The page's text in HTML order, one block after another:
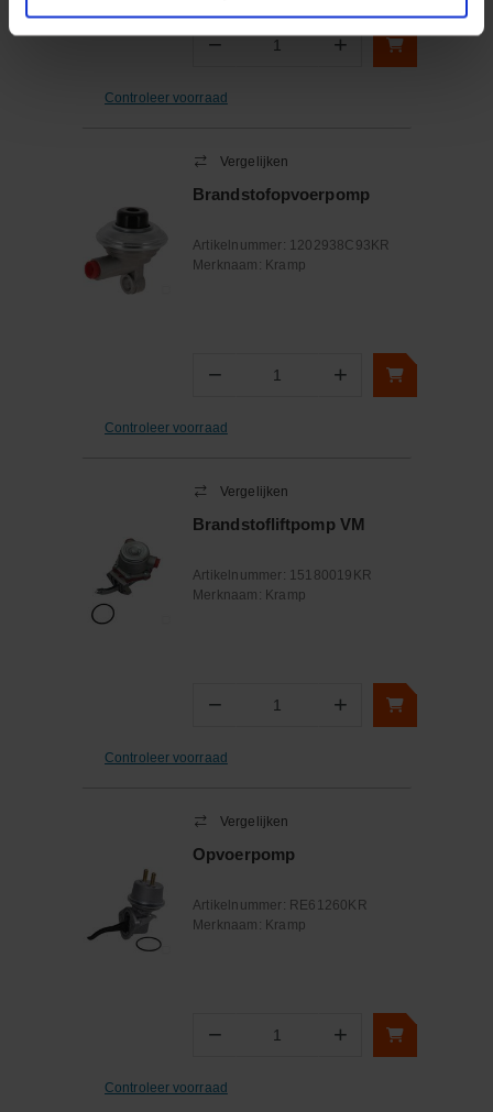
− Aantal +
Controleer voorraad
Vergelijken
Brandstofopvoerpomp
Artikelnummer: 1202938C93KR
Merknaam: Kramp
− Aantal +
Controleer voorraad
Vergelijken
Brandstofliftpomp VM
Artikelnummer: 15180019KR
Merknaam: Kramp
− Aantal +
Controleer voorraad
Vergelijken
Opvoerpomp
Artikelnummer: RE61260KR
Merknaam: Kramp
− Aantal +
Controleer voorraad